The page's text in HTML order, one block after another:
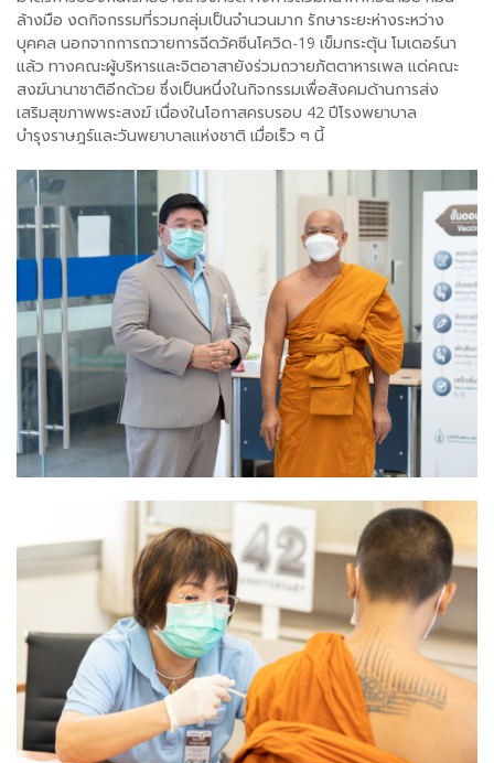
ล้างมือ งดกิจกรรมที่รวมกลุ่มเป็นจำนวนมาก รักษาระยะห่างระหว่าง
บุคคล นอกจากการถวายการฉีดวัคซีนโควิด-19 เข็มกระตุ้น โมเดอร์นา
แล้ว ทางคณะผู้บริหารและจิตอาสายังร่วมถวายภัตตาหารเพล แด่คณะ
สงฆ์นานาชาติอีกด้วย ซึ่งเป็นหนึ่งในกิจกรรมเพื่อสังคมด้านการส่ง
เสริมสุขภาพพระสงฆ์ เนื่องในโอกาสครบรอบ 42 ปีโรงพยาบาล
บำรุงราษฎร์และวันพยาบาลแห่งชาติ เมื่อเร็ว ๆ นี้